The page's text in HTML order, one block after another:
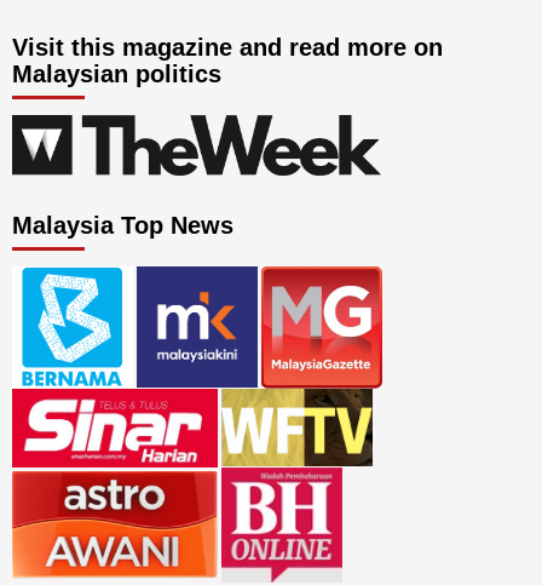
Visit this magazine and read more on
Malaysian politics
Malaysia Top News